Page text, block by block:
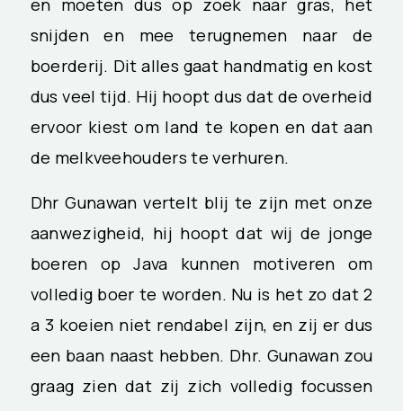
en moeten dus op zoek naar gras, het
snijden en mee terugnemen naar de
boerderij. Dit alles gaat handmatig en kost
dus veel tijd. Hij hoopt dus dat de overheid
ervoor kiest om land te kopen en dat aan
de melkveehouders te verhuren.
Dhr Gunawan vertelt blij te zijn met onze
aanwezigheid, hij hoopt dat wij de jonge
boeren op Java kunnen motiveren om
volledig boer te worden. Nu is het zo dat 2
a 3 koeien niet rendabel zijn, en zij er dus
een baan naast hebben. Dhr. Gunawan zou
graag zien dat zij zich volledig focussen